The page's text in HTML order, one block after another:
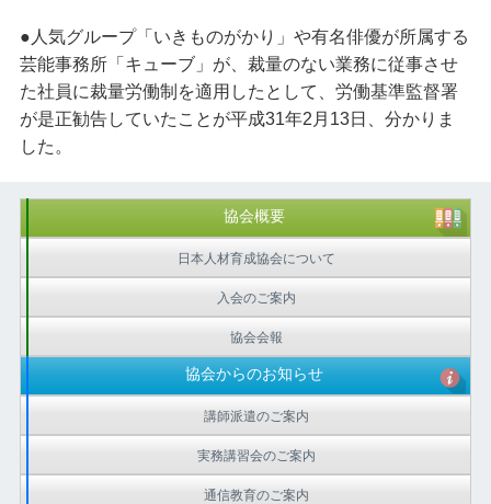
●人気グループ「いきものがかり」や有名俳優が所属する
芸能事務所「キューブ」が、裁量のない業務に従事させ
た社員に裁量労働制を適用したとして、労働基準監督署
が是正勧告していたことが平成31年2月13日、分かりま
した。
協会概要
日本人材育成協会について
入会のご案内
協会会報
協会からのお知らせ
講師派遣のご案内
実務講習会のご案内
通信教育のご案内